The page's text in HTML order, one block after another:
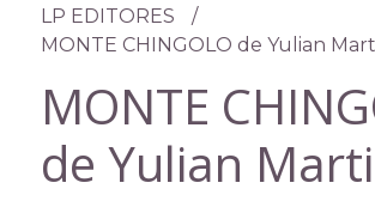
LP EDITORES
MONTE CHINGOLO de Yulian
MONTE
de Yulian